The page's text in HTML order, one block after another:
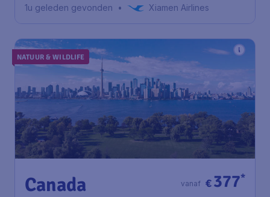
1u geleden gevonden • Xiamen Airlines
NATUUR & WILDLIFE
Canada €377*
vanaf